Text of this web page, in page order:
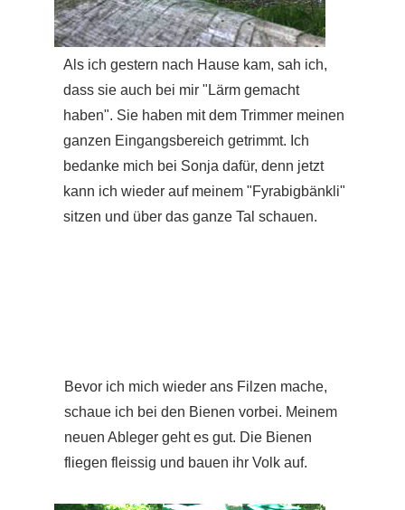
Als ich gestern nach Hause kam, sah ich,
dass sie auch bei mir "Lärm gemacht
haben". Sie haben mit dem Trimmer meinen
ganzen Eingangsbereich getrimmt. Ich
bedanke mich bei Sonja dafür, denn jetzt
kann ich wieder auf meinem "Fyrabigbänkli"
sitzen und über das ganze Tal schauen.
Bevor ich mich wieder ans Filzen mache,
schaue ich bei den Bienen vorbei. Meinem
neuen Ableger geht es gut. Die Bienen
fliegen fleissig und bauen ihr Volk auf.